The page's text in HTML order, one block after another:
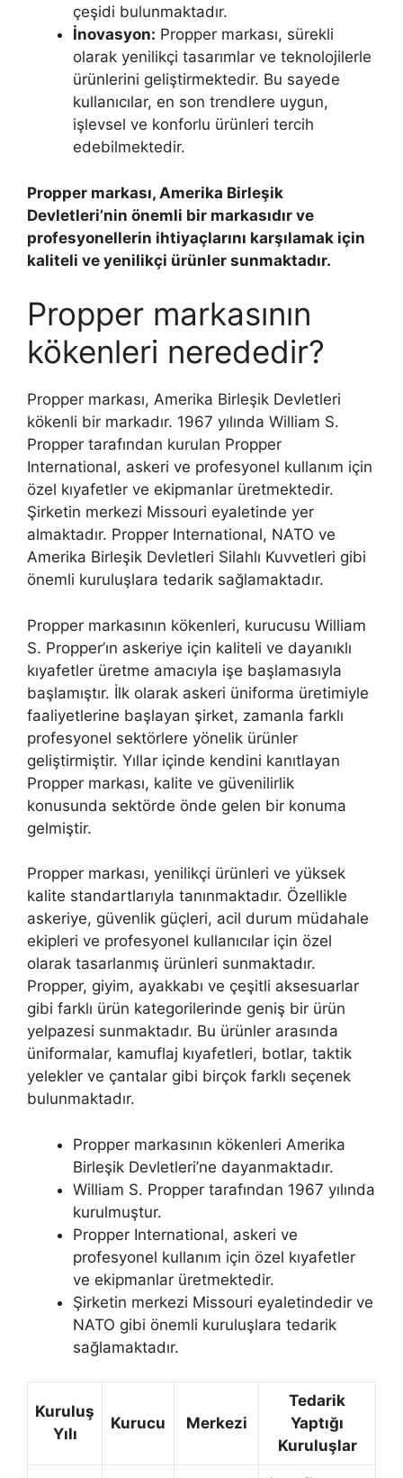
çeşidi bulunmaktadır.
İnovasyon: Propper markası, sürekli
olarak yenilikçi tasarımlar ve teknolojilerle
ürünlerini geliştirmektedir. Bu sayede
kullanıcılar, en son trendlere uygun,
işlevsel ve konforlu ürünleri tercih
edebilmektedir.
Propper markası, Amerika Birleşik
Devletleri’nin önemli bir markasıdır ve
profesyonellerin ihtiyaçlarını karşılamak için
kaliteli ve yenilikçi ürünler sunmaktadır.
Propper markasının
kökenleri nerededir?
Propper markası, Amerika Birleşik Devletleri
kökenli bir markadır. 1967 yılında William S.
Propper tarafından kurulan Propper
International, askeri ve profesyonel kullanım için
özel kıyafetler ve ekipmanlar üretmektedir.
Şirketin merkezi Missouri eyaletinde yer
almaktadır. Propper International, NATO ve
Amerika Birleşik Devletleri Silahlı Kuvvetleri gibi
önemli kuruluşlara tedarik sağlamaktadır.
Propper markasının kökenleri, kurucusu William
S. Propper’ın askeriye için kaliteli ve dayanıklı
kıyafetler üretme amacıyla işe başlamasıyla
başlamıştır. İlk olarak askeri üniforma üretimiyle
faaliyetlerine başlayan şirket, zamanla farklı
profesyonel sektörlere yönelik ürünler
geliştirmiştir. Yıllar içinde kendini kanıtlayan
Propper markası, kalite ve güvenilirlik
konusunda sektörde önde gelen bir konuma
gelmiştir.
Propper markası, yenilikçi ürünleri ve yüksek
kalite standartlarıyla tanınmaktadır. Özellikle
askeriye, güvenlik güçleri, acil durum müdahale
ekipleri ve profesyonel kullanıcılar için özel
olarak tasarlanmış ürünleri sunmaktadır.
Propper, giyim, ayakkabı ve çeşitli aksesuarlar
gibi farklı ürün kategorilerinde geniş bir ürün
yelpazesi sunmaktadır. Bu ürünler arasında
üniformalar, kamuflaj kıyafetleri, botlar, taktik
yelekler ve çantalar gibi birçok farklı seçenek
bulunmaktadır.
Propper markasının kökenleri Amerika
Birleşik Devletleri’ne dayanmaktadır.
William S. Propper tarafından 1967 yılında
kurulmuştur.
Propper International, askeri ve
profesyonel kullanım için özel kıyafetler
ve ekipmanlar üretmektedir.
Şirketin merkezi Missouri eyaletindedir ve
NATO gibi önemli kuruluşlara tedarik
sağlamaktadır.
Kuruluş
Yılı
Kurucu Merkezi
Tedarik
Yaptığı
Kuruluşlar